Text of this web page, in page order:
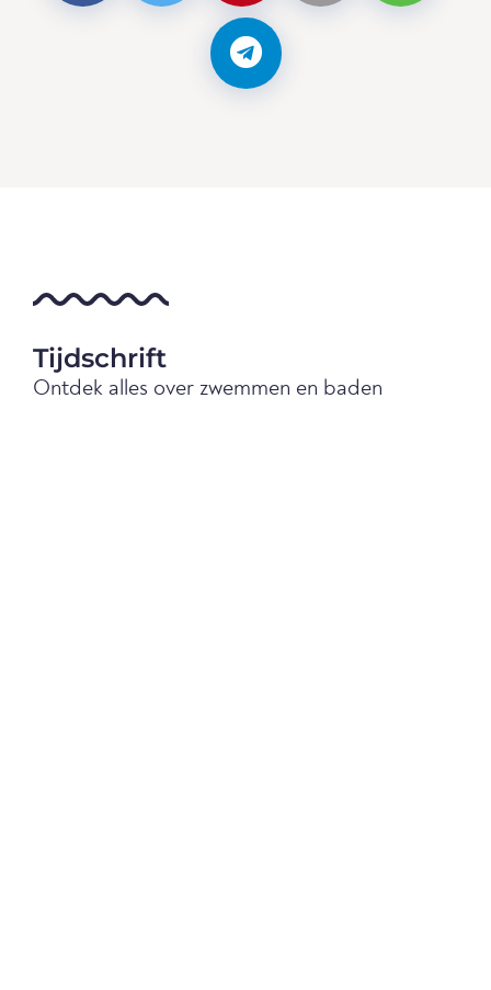
Tijdschrift
Ontdek alles over zwemmen en baden